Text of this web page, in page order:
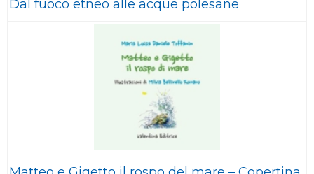
Dal fuoco etneo alle acque polesane